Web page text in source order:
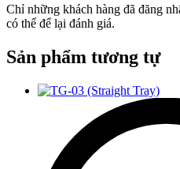
Chỉ những khách hàng đã đăng
có thể để lại đánh giá.
Sản phẩm tương tự